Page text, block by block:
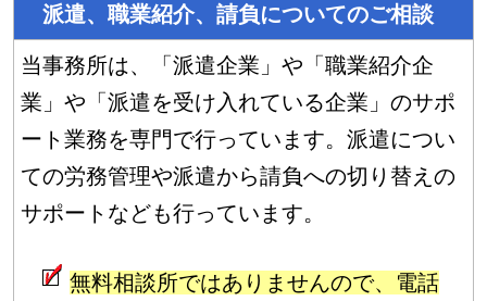
派遣、職業紹介、請負についてのご相談
当事務所は、「派遣企業」や「職業紹介企
業」や「派遣を受け入れている企業」のサポ
ート業務を専門で行っています。派遣につい
ての労務管理や派遣から請負への切り替えの
サポートなども行っています。
無料相談所ではありませんので、電話